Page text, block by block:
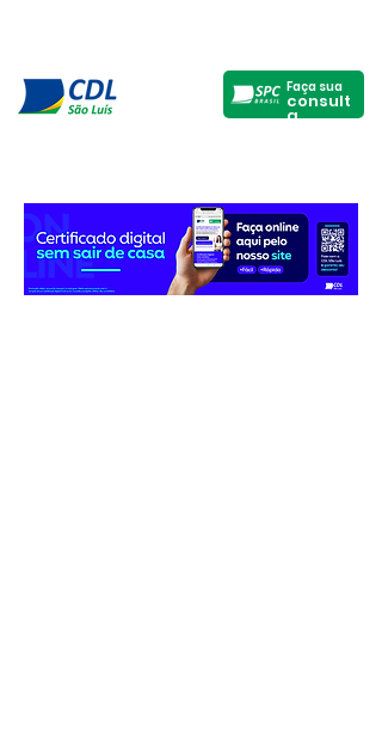
Faça sua
consult
a